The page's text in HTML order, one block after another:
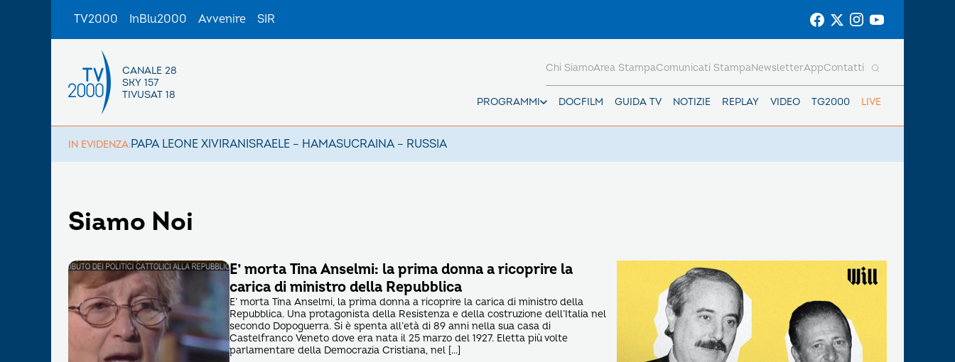
TV2000 InBlu2000 Avvenire SIR
CANALE 28
SKY 157
TIVUSAT 18
PROGRAMMI DOCFILM GUIDA TV NOTIZIE REPLAY VIDEO TG2000 LIVE
Chi SiamoArea StampaComunicati StampaNewsletterAppContatti
IN EVIDENZA:PAPA LEONE XIVIRANISRAELE – HAMASUCRAINA – RUSSIA
Siamo Noi
E’ morta Tina Anselmi: la prima donna a ricoprire la
carica di ministro della Repubblica
E’ morta Tina Anselmi, la prima donna a ricoprire la carica di ministro della
Repubblica. Una protagonista della Resistenza e della costruzione dell’Italia nel
secondo Dopoguerra. Si è spenta all’età di 89 anni nella sua casa di
Castelfranco Veneto dove era nata il 25 marzo del 1927. Eletta più volte
parlamentare della Democrazia Cristiana, nel […]